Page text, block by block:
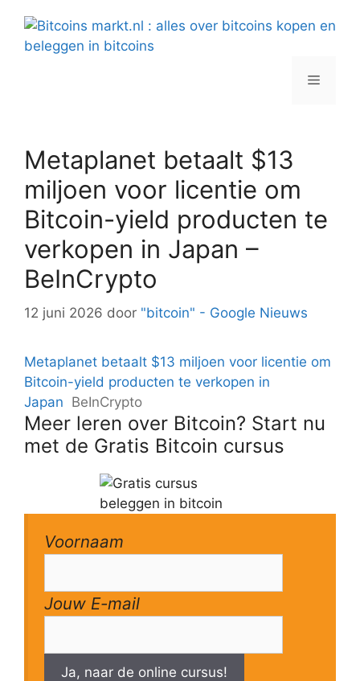
naar
inhoud
Menu
Metaplanet betaalt $13
miljoen voor licentie om
Bitcoin-yield producten te
verkopen in Japan –
BeInCrypto
12 juni 2026 door "bitcoin" - Google Nieuws
Metaplanet betaalt $13 miljoen voor licentie om
Bitcoin-yield producten te verkopen in
Japan BeInCrypto
Meer leren over Bitcoin? Start nu
met de Gratis Bitcoin cursus
Voornaam
Jouw E-mail
Ja, naar de online cursus!